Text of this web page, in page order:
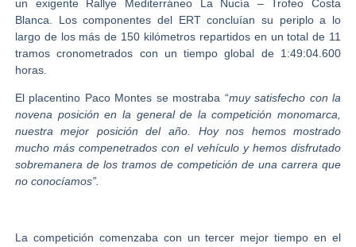
un exigente Rallye Mediterráneo La Nucía – Trofeo Costa
Blanca. Los componentes del ERT concluían su periplo a lo
largo de los más de 150 kilómetros repartidos en un total de 11
tramos cronometrados con un tiempo global de 1:49:04.600
horas.
El placentino Paco Montes se mostraba “muy satisfecho con la
novena posición en la general de la competición monomarca,
nuestra mejor posición del año. Hoy nos hemos mostrado
mucho más compenetrados con el vehículo y hemos disfrutado
sobremanera de los tramos de competición de una carrera que
no conocíamos”.
La competición comenzaba con un tercer mejor tiempo en el